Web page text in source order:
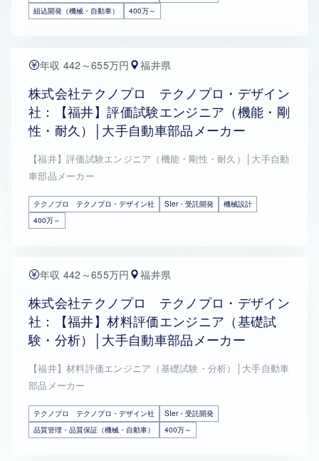
組込開発（機械・自動車）
400万～
年収 442～655万円 福井県
株式会社テクノプロ テクノプロ・デザイン
社：【福井】評価試験エンジニア（機能・剛
性・耐久）│大手自動車部品メーカー
【福井】評価試験エンジニア（機能・剛性・耐久）│大手自動
車部品メーカー
テクノプロ テクノプロ・デザイン社 SIer・受託開発
機械設計
400万～
年収 442～655万円 福井県
株式会社テクノプロ テクノプロ・デザイン
社：【福井】材料評価エンジニア（基礎試
験・分析）│大手自動車部品メーカー
【福井】材料評価エンジニア（基礎試験・分析）│大手自動車
部品メーカー
テクノプロ テクノプロ・デザイン社
SIer・受託開発
品質管理・品質保証（機械・自動車）
400万～